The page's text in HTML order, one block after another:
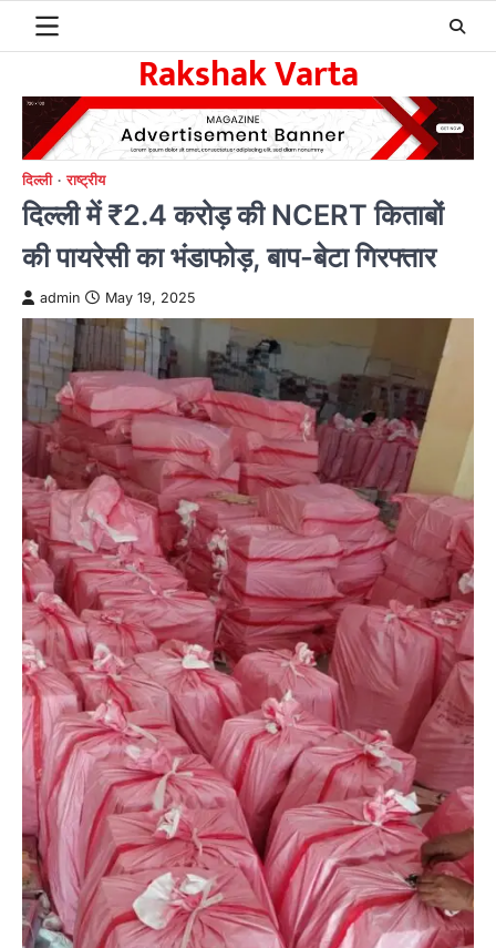
Rakshak Varta
दिल्ली राष्ट्रीय
दिल्ली में ₹2.4 करोड़ की NCERT किताबों
की पायरेसी का भंडाफोड़, बाप-बेटा गिरफ्तार
admin May 19, 2025